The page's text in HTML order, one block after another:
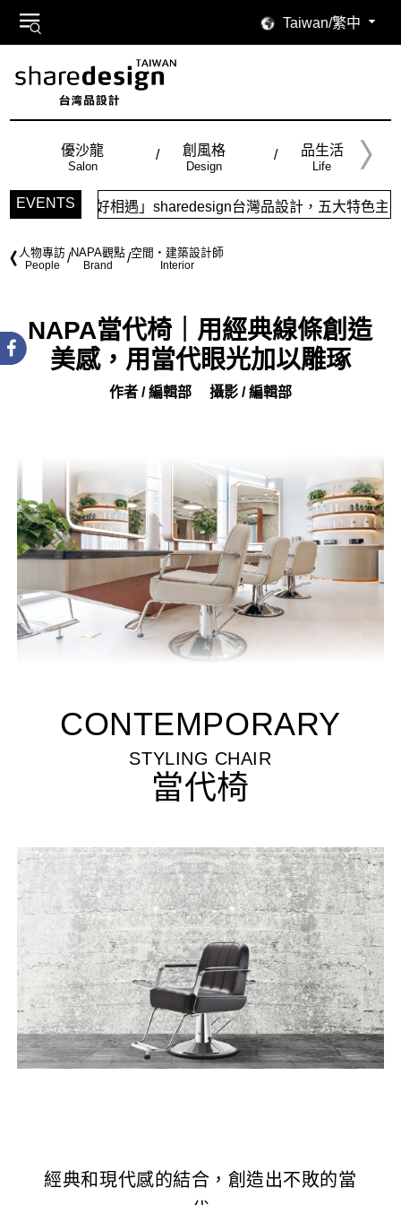
Taiwan/繁中
優沙龍
Salon
創風格
Design
品生活
Life
EVENTS
遇」sharedesign台灣品設計，五大特色主題，簡潔視覺配色
人物專訪
People
NAPA觀點
Brand
空間・建築設計師
Interior
NAPA當代椅｜用經典線條創造
美感，用當代眼光加以雕琢
作者 / 編輯部 攝影 / 編輯部
CONTEMPORARY
STYLING CHAIR
當代椅
經典和現代感的結合，創造出不敗的當